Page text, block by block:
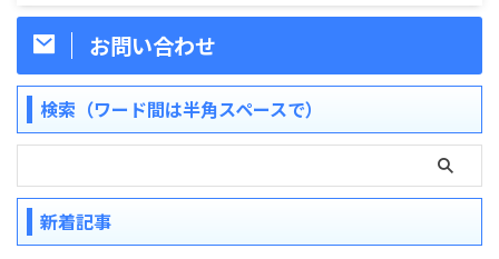
お問い合わせ
検索（ワード間は半角スペースで）
新着記事